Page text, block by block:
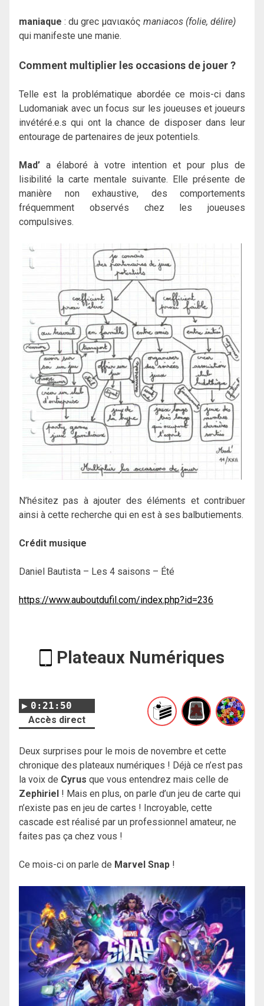
maniaque : du grec μανιακός maniacos (folie, délire)
qui manifeste une manie.
Comment multiplier les occasions de jouer ?
Telle est la problématique abordée ce mois-ci dans
Ludomaniak avec un focus sur les joueuses et joueurs
invétéré.e.s qui ont la chance de disposer dans leur
entourage de partenaires de jeux potentiels.
Mad’ a élaboré à votre intention et pour plus de
lisibilité la carte mentale suivante. Elle présente de
manière non exhaustive, des comportements
fréquemment observés chez les joueuses
compulsives.
N’hésitez pas à ajouter des éléments et contribuer
ainsi à cette recherche qui en est à ses balbutiements.
Crédit musique
Daniel Bautista – Les 4 saisons – Été
https://www.auboutdufil.com/index.php?id=236
Plateaux Numériques
0:21:50
Accès direct
Deux surprises pour le mois de novembre et cette
chronique des plateaux numériques ! Déjà ce n’est pas
la voix de Cyrus que vous entendrez mais celle de
Zephiriel ! Mais en plus, on parle d’un jeu de carte qui
n’existe pas en jeu de cartes ! Incroyable, cette
cascade est réalisé par un professionnel amateur, ne
faites pas ça chez vous !
Ce mois-ci on parle de Marvel Snap !